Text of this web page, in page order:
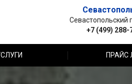
Севастопольский
+7 (499) 288-
ПРАЙС